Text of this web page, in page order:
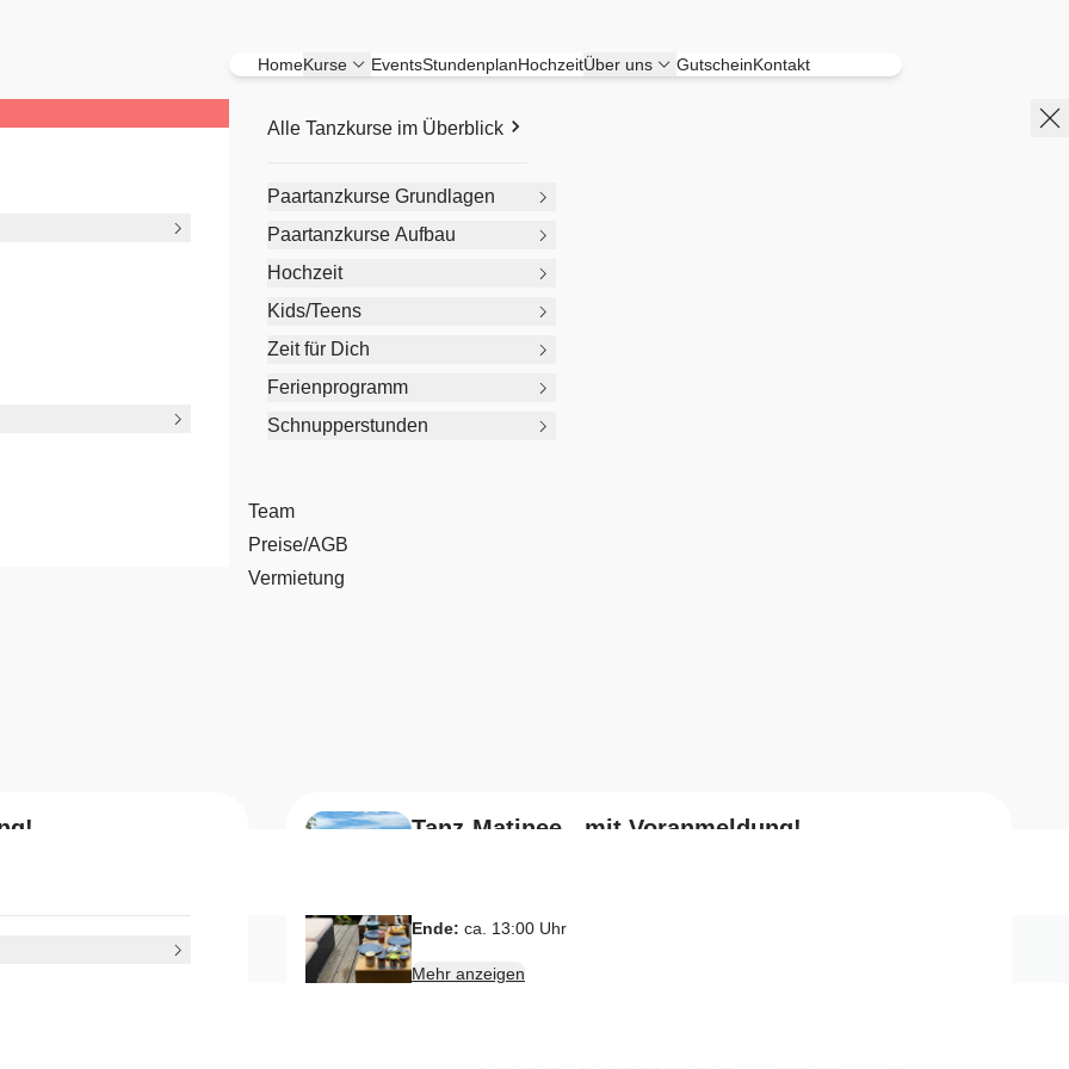
HomeKurse EventsStundenplanHochzeitÜber uns GutscheinKontakt
Alle Tanzkurse im Überblick
Paartanzkurse Grundlagen
Paartanzkurse Aufbau
Hochzeit
Kids/Teens
Zeit für Dich
Ferienprogramm
Schnupperstunden
Team
Preise/AGB
Vermietung
Tanz-Matinee - mit Voranmeldung!
Ende: ca. 13:00 Uhr
Mehr anzeigen